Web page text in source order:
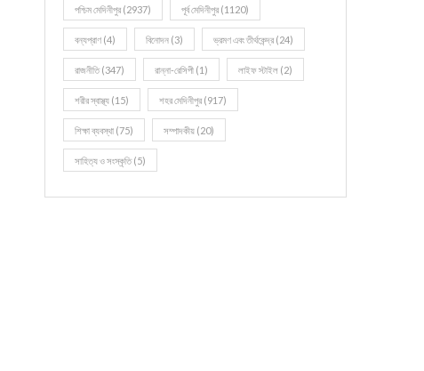
পশ্চিম মেদিনীপুর (2937) পূর্ব মেদিনীপুর (1120)
বন্যপ্রাণ (4) বিনোদন (3) ভ্রমণ এবং তীর্থকেন্দ্র (24)
রাজনীতি(347) রান্না-রেসিপী (1) লাইফ স্টাইল (2)
শরীর স্বাস্থ্য (15) শহর মেদিনীপুর (917)
শিক্ষা ব্যবস্থা (75) সম্পাদকীয় (20)
সাহিত্য ও সংস্কৃতি(5)